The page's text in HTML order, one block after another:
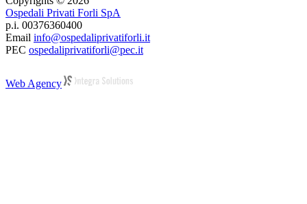
Ospedali Privati Forli SpA
p.i. 00376360400
Email info@ospedaliprivatiforli.it
PEC ospedaliprivatiforli@pec.it
Web Agency